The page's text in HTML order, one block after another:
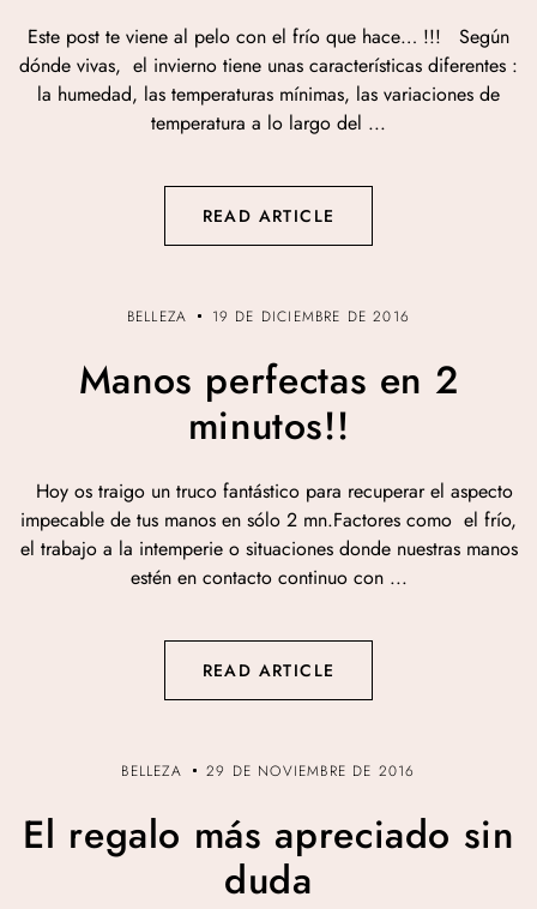
Este post te viene al pelo con el frío que hace… !!! Según
dónde vivas, el invierno tiene unas características diferentes :
la humedad, las temperaturas mínimas, las variaciones de
temperatura a lo largo del ...
READ ARTICLE
BELLEZA 19 DE DICIEMBRE DE 2016
Manos perfectas en 2
minutos!!
Hoy os traigo un truco fantástico para recuperar el aspecto
impecable de tus manos en sólo 2 mn.Factores como el frío,
el trabajo a la intemperie o situaciones donde nuestras manos
estén en contacto continuo con ...
READ ARTICLE
BELLEZA 29 DE NOVIEMBRE DE 2016
El regalo más apreciado sin
duda